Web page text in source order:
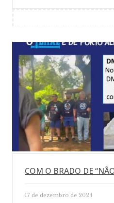
COM O BRADO DE
17 de dezembro de 2024